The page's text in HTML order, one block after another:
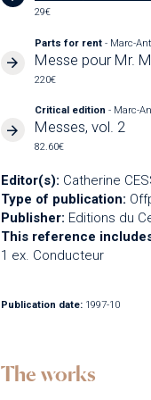
29€
Parts for rent- Marc-
Messe pour Mr.
220€
Critical edition- Marc-
Messes, vol. 2
82.60€
Editor(s): Catherine
Type of publication:
Publisher: Editions du
This reference
1 ex. Conducteur
Publication date: 1997-10
The works